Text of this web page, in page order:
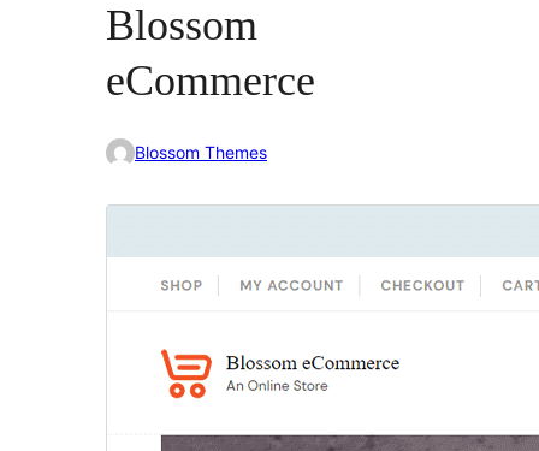
Blossom
eCommerce
Blossom Themes